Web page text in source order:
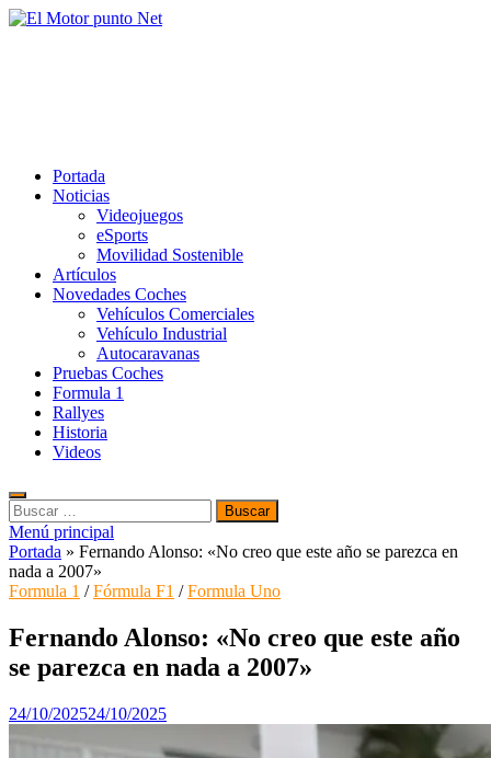
Saltar
Portada
Noticias
Videojuegos
eSports
Movilidad Sostenible
Artículos
Novedades Coches
Vehículos Comerciales
Vehículo Industrial
Autocaravanas
Pruebas Coches
Formula 1
Rallyes
Historia
Videos
Buscar:
Menú principal
Portada » Fernando Alonso: «No creo que este año se parezca en
nada a 2007»
Formula 1 /Fórmula F1 /Formula Uno
Fernando Alonso: «No creo que este año
se parezca en nada a 2007»
24/10/202524/10/2025